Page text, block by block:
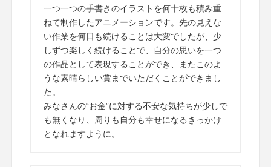
一つ一つの手書きのイラストを何十枚も積み重
ねて制作したアニメーションです。先の見えな
い作業を何日も続けることは大変でしたが、少
しずつ楽しく続けることで、自分の思いを一つ
の作品として表現することができ、またこのよ
うな素晴らしい賞までいただくことができまし
た。
みなさんの“お金”に対する不安な気持ちが少しで
も無くなり、周りも自分も幸せになるきっかけ
となれますように。